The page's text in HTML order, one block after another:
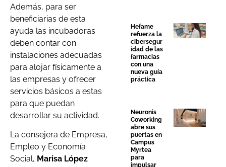
Además, para ser
beneficiarias de esta
ayuda las incubadoras
deben contar con
instalaciones adecuadas
para alojar físicamente a
las empresas y ofrecer
servicios básicos a estas
para que puedan
desarrollar su actividad.
La consejera de Empresa,
Empleo y Economía
Social, Marisa López
Hefame
refuerza la
cibersegur
idad de las
farmacias
con una
nueva guía
práctica
Neuronis
Coworking
abre sus
puertas en
Campus
Myrtea
para
impulsar